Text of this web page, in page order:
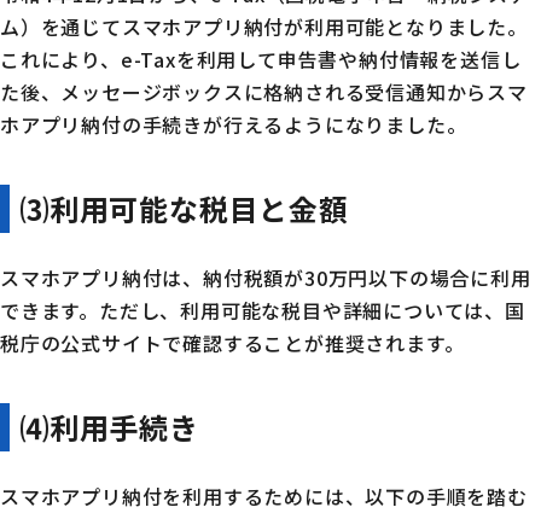
ム）を通じてスマホアプリ納付が利用可能となりました。
これにより、e-Taxを利用して申告書や納付情報を送信し
た後、メッセージボックスに格納される受信通知からスマ
ホアプリ納付の手続きが行えるようになりました。
⑶利用可能な税目と金額
スマホアプリ納付は、納付税額が30万円以下の場合に利用
できます。ただし、利用可能な税目や詳細については、国
税庁の公式サイトで確認することが推奨されます。
⑷利用手続き
スマホアプリ納付を利用するためには、以下の手順を踏む